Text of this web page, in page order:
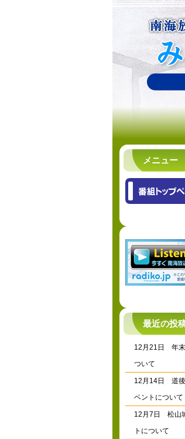
メニュー
最近の投
12月21日 年末
ついて
12月14日 道後
ベントについて
12月7日 松山
トについて